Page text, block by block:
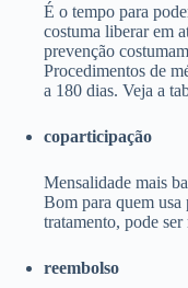
É o tempo para
costuma liberar em
prevenção
Procedimentos de
a 180 dias. Veja a
coparticipação
Mensalidade mais
Bom para quem usa
tratamento, pode
reembolso